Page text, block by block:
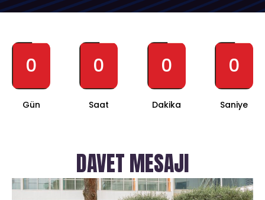
0
Gün
0
Saat
0
Dakika
0
Saniye
DAVET MESAJI